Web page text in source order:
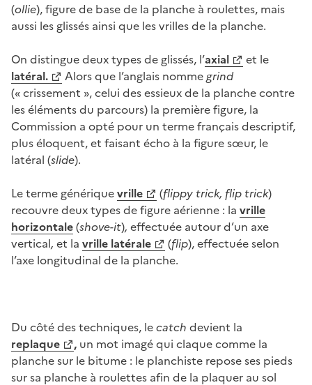
(ollie), figure de base de la planche à roulettes, mais
aussi les glissés ainsi que les vrilles de la planche.
On distingue deux types de glissés, l’axial
et le
latéral.
Alors que l’anglais nommegrind
(« crissement », celui des essieux de la planche contre
les éléments du parcours) la première figure, la
Commission a opté pour un terme français descriptif,
plus éloquent, et faisant écho à la figure sœur, le
latéral (slide).
Le terme génériquevrille (flippy trick, flip trick)
recouvre deux types de figure aérienne : la vrille
horizontale(shove-it), effectuée autour d’un axe
vertical, et la vrille latérale (flip), effectuée selon
l’axe longitudinal de la planche.
Du côté des techniques, lecatch devient la
replaque
, un mot imagé qui claque comme la
planche sur le bitume : le planchiste repose ses pieds
sur sa planche à roulettes afin de la plaquer au sol